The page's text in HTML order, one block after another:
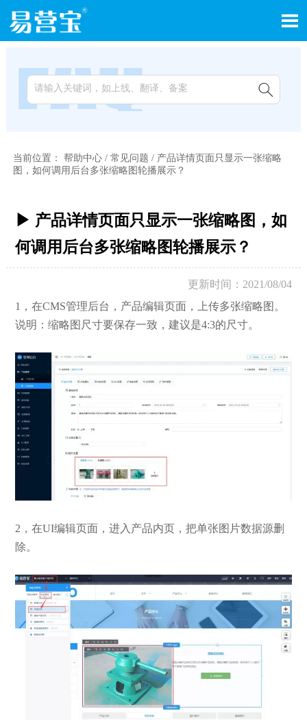


当前位置： 帮助中心/ 常见问题 / 产品详情页面只显示一张缩略
图，如何调用后台多张缩略图轮播展示？
▶ 产品详情页面只显示一张缩略图，如
何调用后台多张缩略图轮播展示？
更新时间：2021/08/04
1，在CMS管理后台，产品编辑页面，上传多张缩略图。
说明：缩略图尺寸要保存一致，建议是4:3的尺寸。
2，在UI编辑页面，进入产品内页，把单张图片数据源删
除。